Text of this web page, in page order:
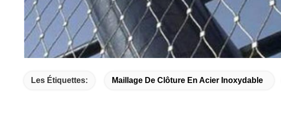
Les Étiquettes: Maillage De Clôture En Acier Inoxydable